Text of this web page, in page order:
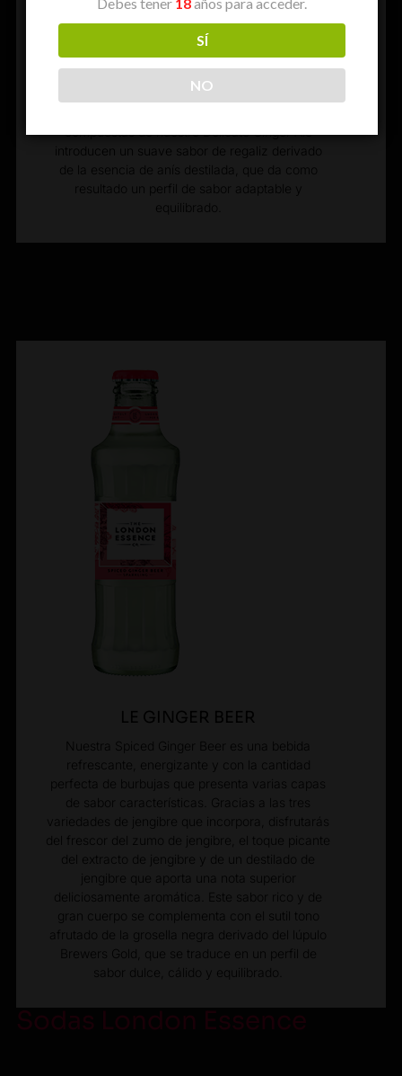
Company. Con un acabado dulcemente
burbujeante y un toque de caramelo natural que
es igual de delicioso solo o combinado con un
compuestas de nuestro Delicate Ginger Ale
introducen un suave sabor de regaliz derivado
de la esencia de anís destilada, que da como
resultado un perfil de sabor adaptable y
equilibrado.
LE GINGER BEER
Nuestra Spiced Ginger Beer es una bebida
refrescante, energizante y con la cantidad
perfecta de burbujas que presenta varias capas
de sabor características. Gracias a las tres
variedades de jengibre que incorpora, disfrutarás
del frescor del zumo de jengibre, el toque picante
del extracto de jengibre y de un destilado de
jengibre que aporta una nota superior
deliciosamente aromática. Este sabor rico y de
gran cuerpo se complementa con el sutil tono
afrutado de la grosella negra derivado del lúpulo
Brewers Gold, que se traduce en un perfil de
sabor dulce, cálido y equilibrado.
SÍ
NO